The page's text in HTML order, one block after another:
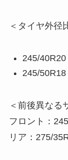
＜タイヤ外径
245/
245/50R18
＜前後異なる
フロント：
リア：275/